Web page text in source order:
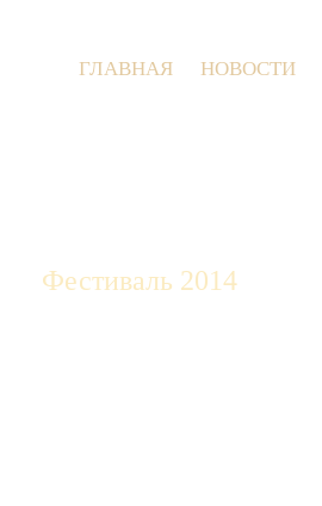
ГЛАВНАЯ НОВОСТИ
Фестиваль 2014